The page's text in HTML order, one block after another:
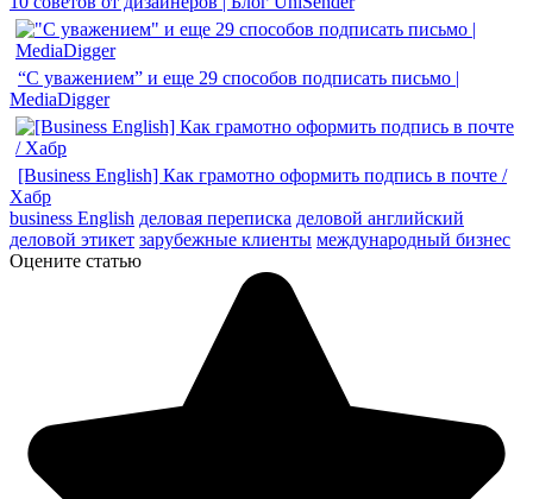
“С уважением” и еще 29 способов подписать письмо |
MediaDigger
[Business English] Как грамотно оформить подпись в почте /
Хабр
business English деловая переписка деловой английский
деловой этикет зарубежные клиенты международный бизнес
Оцените статью